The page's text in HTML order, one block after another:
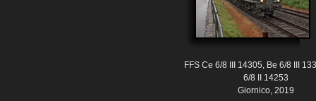
FFS Ce 6/8 III 14305, Be 6/8 III
6/8 II 14253
Giornico, 2019